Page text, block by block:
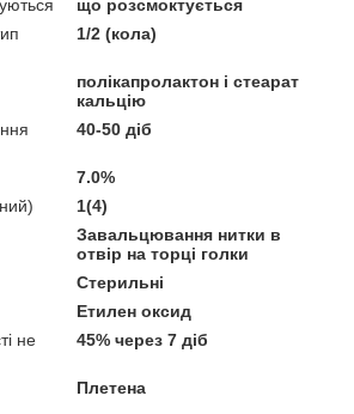
що розсмоктується
1/2 (кола)
полікапролактон і стеарат
кальцію
40-50 діб
7.0%
1(4)
Завальцювання нитки в
отвір на торці голки
Стерильні
Етилен оксид
не
45% через 7 діб
Плетена